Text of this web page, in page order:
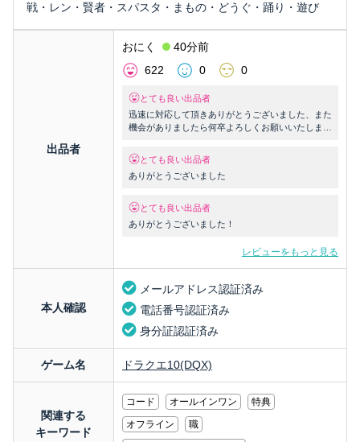
戦・レン・賢者・スパスタ・まもの・どうぐ・踊り・遊び
出品者
おにく
40分前
622
0 0
とても良い出品者
迅速に対応して頂きありがとうございました、また
機会がありましたら何卒よろしくお願いいたしま
とても良い出品者
ありがとうございました
とても良い出品者
ありがとうございました！
レビューをもっと見る
本人確認
メールアドレス認証済み
電話番号認証済み
身分証認証済み
ゲーム名 ドラクエ10(DQX)
関連する
キーワード
コード オールインワン
特典
オフライン
職